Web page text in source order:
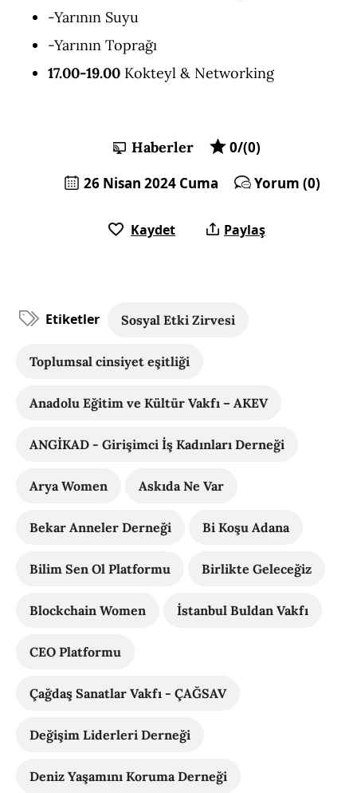
-Yarının Suyu
-Yarının Toprağı
17.00-19.00 Kokteyl & Networking
Haberler
0/(0)
26 Nisan 2024 Cuma
Yorum (0)
Kaydet Paylaş
Etiketler Sosyal Etki Zirvesi
Toplumsal cinsiyet eşitliği
Anadolu Eğitim ve Kültür Vakfı – AKEV
ANGİKAD - Girişimci İş Kadınları Derneği
Arya Women Askıda Ne Var
Bekar Anneler Derneği Bi Koşu Adana
Bilim Sen Ol Platformu Birlikte Geleceğiz
Blockchain Women İstanbul Buldan Vakfı
CEO Platformu
Çağdaş Sanatlar Vakfı - ÇAĞSAV
Değişim Liderleri Derneği
Deniz Yaşamını Koruma Derneği